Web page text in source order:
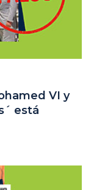
VI y
está